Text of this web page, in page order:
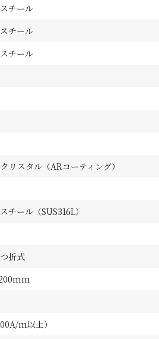
チール
チール
チール
リスタル（ARコーティング）
チール（SUS316L）
折式
m以上）